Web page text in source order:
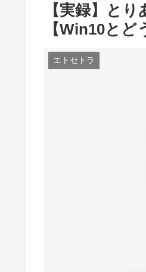
【実録】と
【Win10とど
エトセトラ